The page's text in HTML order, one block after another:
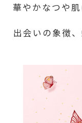
華やかなつや
出会いの象徴